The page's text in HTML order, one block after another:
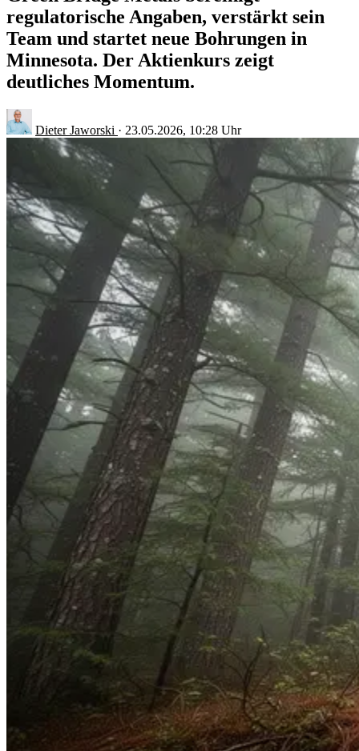
regulatorische Angaben, verstärkt sein
Team und startet neue Bohrungen in
Minnesota. Der Aktienkurs zeigt
deutliches Momentum.
Dieter Jaworski · 23.05.2026, 10:28 Uhr